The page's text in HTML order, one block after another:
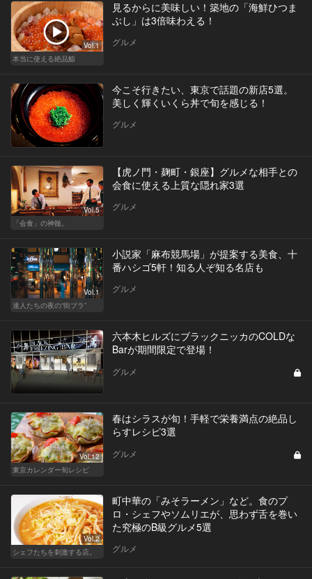
Vol.1
本当に使える絶品鮨
見るからに美味しい！築地の「海鮮ひつま
ぶし」は3倍味わえる！
グルメ
今こそ行きたい、東京で話題の新店5選。
美しく輝くいくら丼で旬を感じる！
グルメ
Vol.5
「会食」の神髄。
【虎ノ門・麹町・銀座】グルメな相手との
会食に使える上質な隠れ家3選
グルメ
Vol.1
達人たちの夜の“街ブラ”
小説家「麻布競馬場」が提案する美食、十
番ハシゴ5軒！知る人ぞ知る名店も
グルメ
六本木ヒルズにブラックニッカのCOLDな
Barが期間限定で登場！
グルメ
Vol.12
東京カレンダー旬レシピ
春はシラスが旬！手軽で栄養満点の絶品し
らすレシピ3選
グルメ
Vol.2
シェフたちを刺激する店。
町中華の「みそラーメン」など。食のプ
ロ・シェフやソムリエが、思わず舌を巻い
た究極のB級グルメ5選
グルメ